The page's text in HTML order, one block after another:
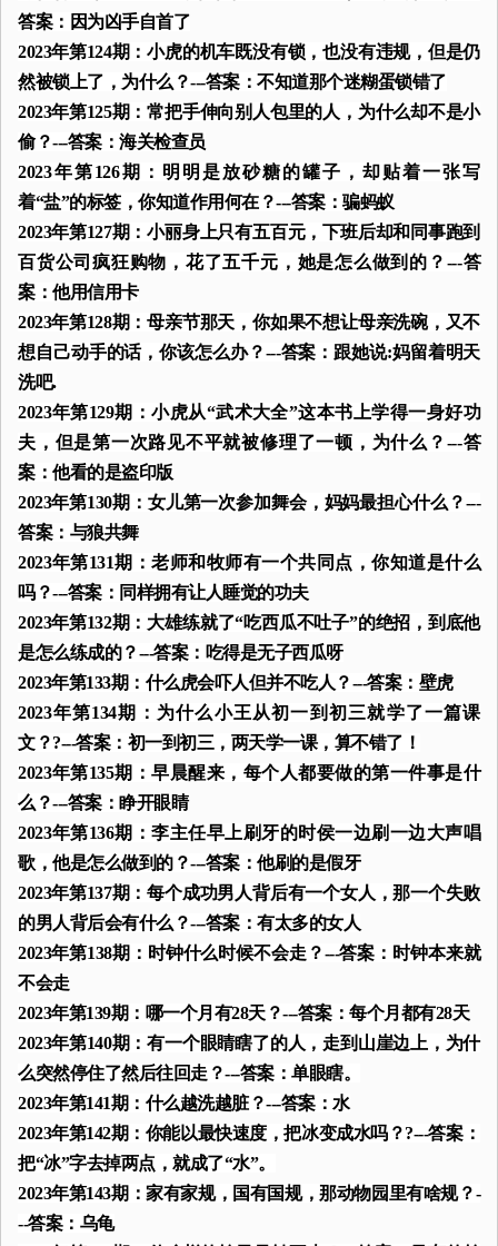
答案：因为凶手自首了
2023年第124期：小虎的机车既没有锁，也没有违规，但是仍
然被锁上了，为什么？---答案：不知道那个迷糊蛋锁错了
2023年第125期：常把手伸向别人包里的人，为什么却不是小
偷？---答案：海关检查员
2023年第126期：明明是放砂糖的罐子，却贴着一张写
着“盐”的标签，你知道作用何在？---答案：骗蚂蚁
2023年第127期：小丽身上只有五百元，下班后却和同事跑到
百货公司疯狂购物，花了五千元，她是怎么做到的？---答
案：他用信用卡
2023年第128期：母亲节那天，你如果不想让母亲洗碗，又不
想自己动手的话，你该怎么办？---答案：跟她说:妈留着明天
洗吧.
2023年第129期：小虎从“武术大全”这本书上学得一身好功
夫，但是第一次路见不平就被修理了一顿，为什么？---答
案：他看的是盗印版
2023年第130期：女儿第一次参加舞会，妈妈最担心什么？---
答案：与狼共舞
2023年第131期：老师和牧师有一个共同点，你知道是什么
吗？---答案：同样拥有让人睡觉的功夫
2023年第132期：大雄练就了“吃西瓜不吐子”的绝招，到底他
是怎么练成的？---答案：吃得是无子西瓜呀
2023年第133期：什么虎会吓人但并不吃人？---答案：壁虎
2023年第134期：为什么小王从初一到初三就学了一篇课
文？?---答案：初一到初三，两天学一课，算不错了！
2023年第135期：早晨醒来，每个人都要做的第一件事是什
么？---答案：睁开眼睛
2023年第136期：李主任早上刷牙的时侯一边刷一边大声唱
歌，他是怎么做到的？---答案：他刷的是假牙
2023年第137期：每个成功男人背后有一个女人，那一个失败
的男人背后会有什么？---答案：有太多的女人
2023年第138期：时钟什么时候不会走？---答案：时钟本来就
不会走
2023年第139期：哪一个月有28天？---答案：每个月都有28天
2023年第140期：有一个眼睛瞎了的人，走到山崖边上，为什
么突然停住了然后往回走？---答案：单眼瞎。
2023年第141期：什么越洗越脏？---答案：水
2023年第142期：你能以最快速度，把冰变成水吗？?---答案：
把“冰”字去掉两点，就成了“水”。
2023年第143期：家有家规，国有国规，那动物园里有啥规？-
--答案：乌龟